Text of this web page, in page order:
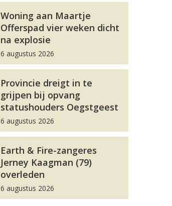
Woning aan Maartje
Offerspad vier weken dicht
na explosie
6 augustus 2026
Provincie dreigt in te
grijpen bij opvang
statushouders Oegstgeest
6 augustus 2026
Earth & Fire-zangeres
Jerney Kaagman (79)
overleden
6 augustus 2026